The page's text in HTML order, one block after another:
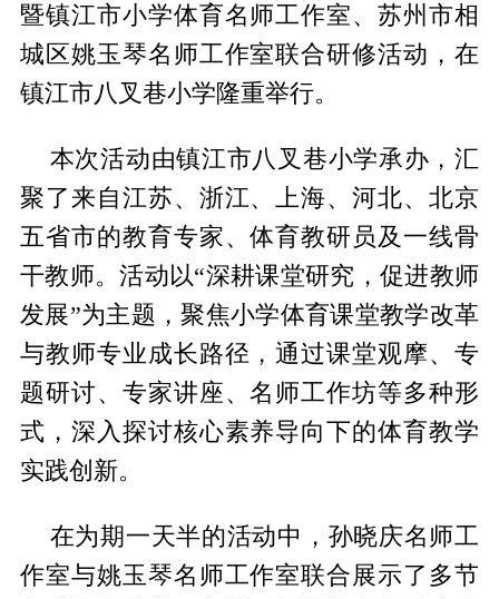
暨镇江市小学体育名师工作室、苏州市相
城区姚玉琴名师工作室联合研修活动，在
镇江市八叉巷小学隆重举行。
本次活动由镇江市八叉巷小学承办，汇
聚了来自江苏、浙江、上海、河北、北京
五省市的教育专家、体育教研员及一线骨
干教师。活动以“深耕课堂研究，促进教师
发展”为主题，聚焦小学体育课堂教学改革
与教师专业成长路径，通过课堂观摩、专
题研讨、专家讲座、名师工作坊等多种形
式，深入探讨核心素养导向下的体育教学
实践创新。
在为期一天半的活动中，孙晓庆名师工
作室与姚玉琴名师工作室联合展示了多节